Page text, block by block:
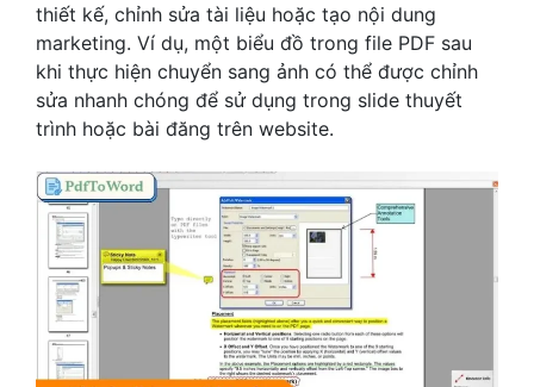
thiết kế, chỉnh sửa tài liệu hoặc tạo nội dung
marketing. Ví dụ, một biểu đồ trong file PDF sau
khi thực hiện chuyển sang ảnh có thể được chỉnh
sửa nhanh chóng để sử dụng trong slide thuyết
trình hoặc bài đăng trên website.